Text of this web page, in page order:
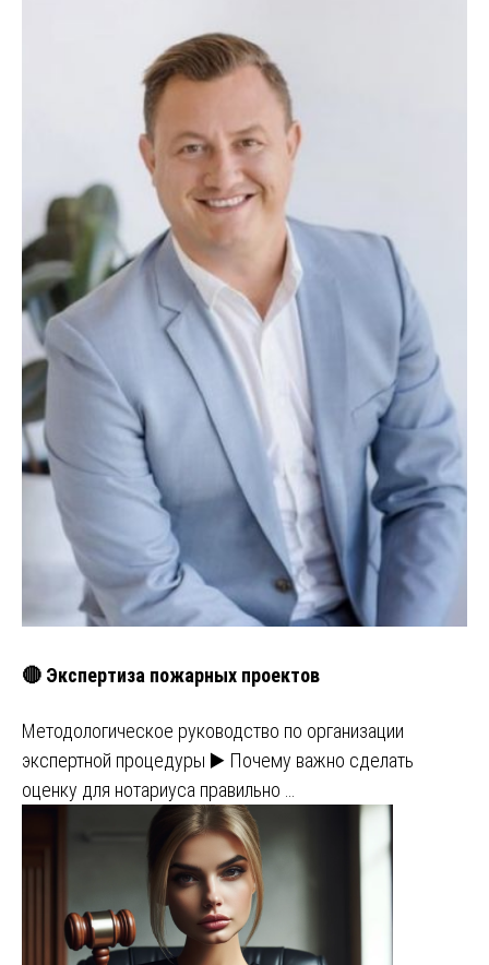
🔴 Экспертиза пожарных проектов
Методологическое руководство по организации
экспертной процедуры ▶️ Почему важно сделать
оценку для нотариуса правильно …